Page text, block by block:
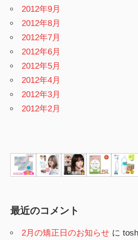
2012年9月
2012年8月
2012年7月
2012年6月
2012年5月
2012年4月
2012年3月
2012年2月
最近のコメント
2月の矯正日のお知らせ に